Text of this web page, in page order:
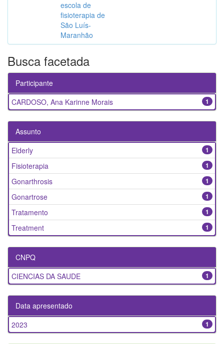
escola de
fisioterapia de
São Luís-
Maranhão
Busca facetada
Participante
1
CARDOSO, Ana Karinne Morais
Assunto
1
Elderly
1
Fisioterapia
1
Gonarthrosis
1
Gonartrose
1
Tratamento
1
Treatment
CNPQ
1
CIENCIAS DA SAUDE
Data apresentado
1
2023